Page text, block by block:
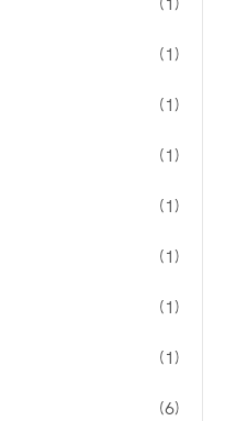
(1)
(1)
(1)
(1)
(1)
(1)
(1)
(6)